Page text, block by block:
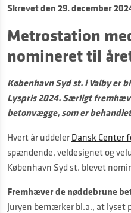
Skrevet den29. december
Metrostation
nomineret til
København Syd st. i Valby er
Lyspris 2024. Særligt
betonvægge, som er
Hvert år uddeler Dansk Center
spændende, veldesignet og
København Syd st. blevet
Fremhæver de nøddebrune
Juryen bemærker bl.a., at